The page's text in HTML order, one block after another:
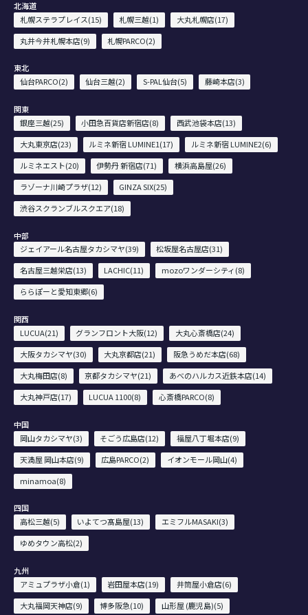
北海道
札幌ステラプレイス(15)
札幌三越(1)
大丸札幌店(17)
丸井今井札幌本店(9)
札幌PARCO(2)
東北
仙台PARCO(2)
仙台三越(2) S-PAL仙台(5) 藤崎本店(3)
関東
銀座三越(25)
小田急百貨店新宿店(8)
西武池袋本店(13)
大丸東京店(23)
ルミネ新宿 LUMINE1(17)
ルミネ新宿 LUMINE2(6)
ルミネエスト(20)
伊勢丹 新宿店(71)
横浜高島屋(26)
ラゾーナ川崎プラザ(12)
GINZA SIX(25)
渋谷スクランブルスクエア(18)
中部
ジェイアール名古屋タカシマヤ(39)
松坂屋名古屋店(31)
名古屋三越栄店(13)
LACHIC(11)
mozoワンダーシティ(8)
ららぽーと愛知東郷(6)
関西
LUCUA(21)
グランフロント大阪(12)
大丸心斎橋店(24)
大阪タカシマヤ(30)
大丸京都店(21)
阪急うめだ本店(68)
大丸梅田店(8)
京都タカシマヤ(21)
あべのハルカス近鉄本店(14)
大丸神戸店(17)
LUCUA 1100(8) 心斎橋PARCO(8)
中国
岡山タカシマヤ(3)
そごう広島店(12)
福屋八丁堀本店(9)
天満屋 岡山本店(9)
広島PARCO(2)
イオンモール岡山(4)
minamoa(8)
四国
高松三越(5)
いよてつ髙島屋(13)
エミフルMASAKI(3)
ゆめタウン高松(2)
九州
アミュプラザ小倉(1)
岩田屋本店(19)
井筒屋小倉店(6)
大丸福岡天神店(9)
博多阪急(10)
山形屋 (鹿児島)(5)